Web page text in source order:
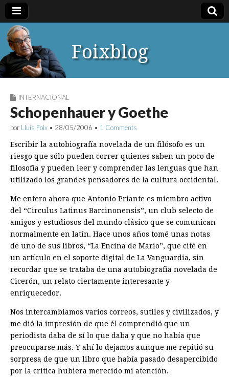
Foixblog
INTERNACIONAL
Schopenhauer y Goethe
por Lluís Foix • 28/05/2006 • 1 Comments
Escribir la autobiografía novelada de un filósofo es un
riesgo que sólo pueden correr quienes saben un poco de
filosofía y pueden leer y comprender las lenguas que han
utilizado los grandes pensadores de la cultura occidental.
Me entero ahora que Antonio Priante es miembro activo
del “Circulus Latinus Barcinonensis”, un club selecto de
amigos y estudiosos del mundo clásico que se comunican
normalmente en latín. Hace unos años tomé unas notas
de uno de sus libros, “La Encina de Mario”, que cité en
un artículo en el soporte digital de La Vanguardia, sin
recordar que se trataba de una autobiografía novelada de
Cicerón, un relato ciertamente interesante y
enriquecedor.
Nos intercambiamos varios correos, sutiles y civilizados, y
me dió la impresión de que él comprendió que un
periodista daba de sí lo que daba y que no había que
preocuparse más. Y ahí lo dejamos aunque me repitió su
sorpresa de que un libro que había pasado desapercibido
por la crítica hubiera merecido mi atención.